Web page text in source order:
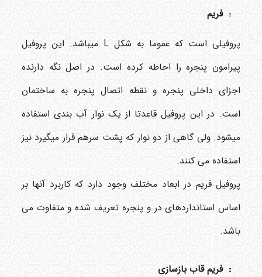
فریم
پروفیلی است که عموما به شکل L میباشد. این پروفیل
پیرامون پنجره را احاطه کرده است. در اصل نگه دارنده
اجزای داخلی پنجره و نقطه اتصال پنجره به ساختمان
است. در این پروفیل قاعدتا از یک نوار آب بندی استفاده
میشود. ولی گاهی از دو نوار که پشت سرهم قرار میگیرد نیز
استفاده می کنند.
پروفیل فریم در ابعاد مختلف وجود دارد که کاربرد آنها بر
اساس استانداردهای در و پنجره تعریف شده و متفاوت می
باشد.
فریم قاب بازسازی